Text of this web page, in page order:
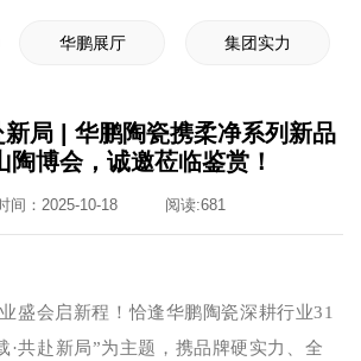
华鹏展厅 集团实力
局 | 华鹏陶瓷携柔净系列新品
陶博会，诚邀莅临鉴赏！
间：2025-10-18 阅读:681
盛会启新程！恰逢华鹏陶瓷深耕行业31
·共赴新局”为主题，携品牌硬实力、全